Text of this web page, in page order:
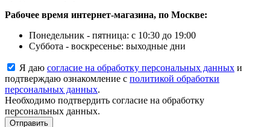
Рабочее время интернет-магазина, по Москве:
Понедельник - пятница: с 10:30 до 19:00
Суббота - воскресенье: выходные дни
Я даю согласие на обработку персональных данных и
подтверждаю ознакомление с политикой обработки
персональных данных.
Необходимо подтвердить согласие на обработку
персональных данных.
Отправить